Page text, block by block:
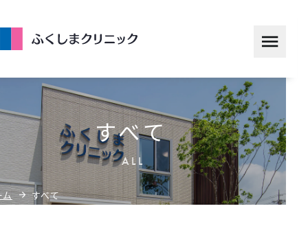
ン
へ
ス
キ
ッ
プ
すべて
ALL
ム すべて